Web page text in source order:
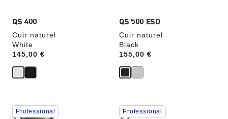
QS 400
Cuir naturel
White
Price:
145,00 €
QS 500 ESD
Cuir naturel
Black
Price:
155,00 €
Cliquer
surProfessional
Cliquer
surProfessional